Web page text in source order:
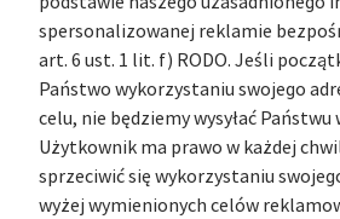
spersonalizowanej reklamie
art. 6 ust. 1 lit. f) RODO. Jeśli
Państwo wykorzystaniu swojego
celu, nie będziemy wysyłać
Użytkownik ma prawo w każdej
sprzeciwić się wykorzystaniu
wyżej wymienionych celów